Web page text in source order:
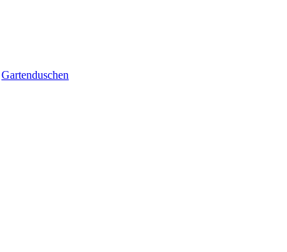
Gartenduschen